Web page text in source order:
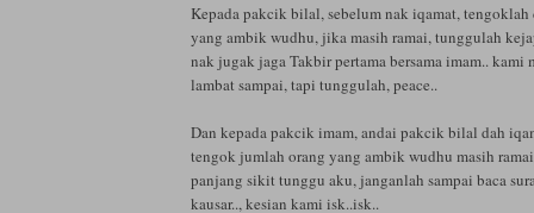
Kepada pakcik bilal, sebelum nak iqamat,
yang ambik wudhu, jika masih ramai, tunggulah
nak jugak jaga Takbir pertama bersama imam.. kami
lambat sampai, tapi tunggulah, peace..
Dan kepada pakcik imam, andai pakcik bilal dah
tengok jumlah orang yang ambik wudhu masih
panjang sikit tunggu aku, janganlah sampai baca
kausar.., kesian kami isk..isk..